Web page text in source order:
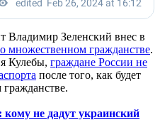
Владимир Зеленский внес в
множественном гражданстве.
Кулебы, граждане России не
после того, как будет
не дадут украинский